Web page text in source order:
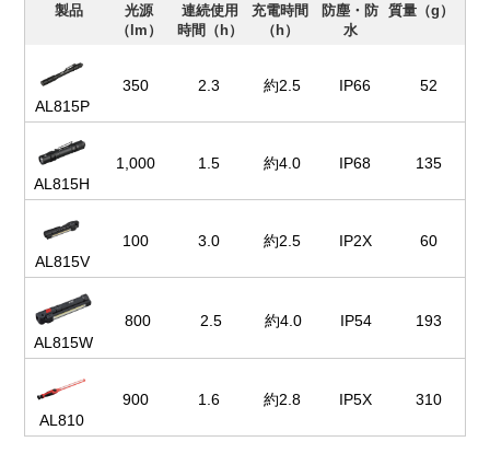
製品
光源
（lm）
連続使用
時間（h）
充電時間
（h）
防塵・防
水
質量（g）
AL815P
350 2.3 約2.5 IP66 52
AL815H
1,000 1.5 約4.0 IP68 135
AL815V
100 3.0 約2.5 IP2X 60
AL815W
800 2.5 約4.0 IP54 193
AL810
900 1.6 約2.8 IP5X 310